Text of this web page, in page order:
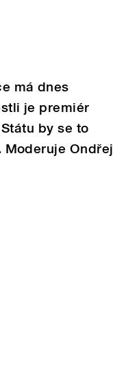
má dnes
je premiér
by se to
Moderuje Ondřej